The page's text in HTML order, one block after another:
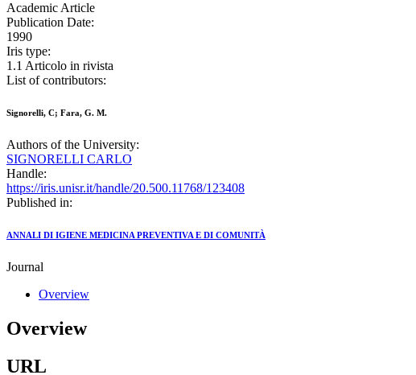
Academic Article
Publication Date:
1990
Iris type:
1.1 Articolo in rivista
List of contributors:
Signorelli, C; Fara, G. M.
Authors of the University:
SIGNORELLI CARLO
Handle:
https://iris.unisr.it/handle/20.500.11768/123408
Published in:
ANNALI DI IGIENE MEDICINA PREVENTIVA E DI COMUNITÀ
Journal
Overview
Overview
URL